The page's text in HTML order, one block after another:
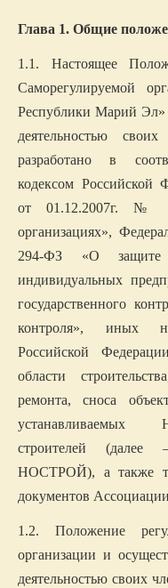
Глава 1. Общие
1.1. Настоящее
Саморегулируемой
Республики Марий Эл»
деятельностью
разработано в
кодексом Российской
от 01.12.2007г. №
организациях»,
294-ФЗ «О
индивидуальных
государственного
контроля», иных
Российской
области
ремонта, сноса
устанавливаемых
строителей (далее
НОСТРОЙ), а также
документов
1.2. Положение
организации и
деятельностью своих